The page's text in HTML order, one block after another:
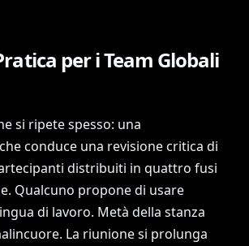
per i Team Globali
si ripete spesso: una
conduce una revisione critica di
distribuiti in quattro fusi
Qualcuno propone di usare
di lavoro. Metà della stanza
La riunione si prolunga